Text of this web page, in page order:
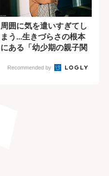
周囲に気を遣いすぎてし
まう...生きづらさの根本
にある「幼少期の親子関
Recommended by